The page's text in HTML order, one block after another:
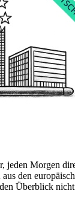
jeden Morgen
den
Überblick